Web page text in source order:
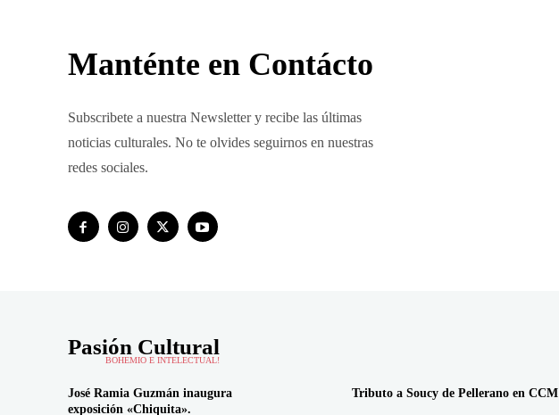
Manténte en Contácto
Subscribete a nuestra Newsletter y recibe las últimas
noticias culturales. No te olvides seguirnos en nuestras
redes sociales.
Pasión Cultural
BOHEMIO E INTELECTUAL!
José Ramia Guzmán inaugura
exposición «Chiquita».
Tributo a Soucy de Pellerano en CCM